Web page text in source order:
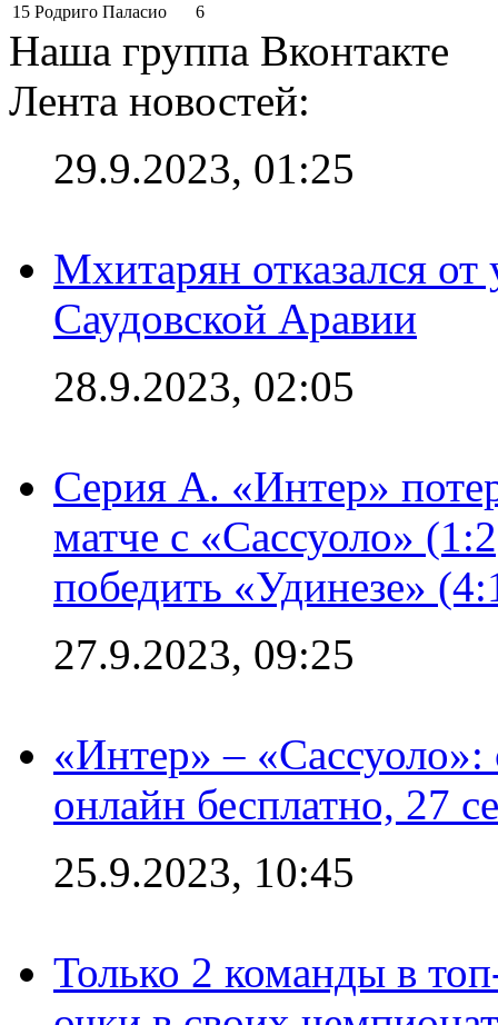
15 Родриго Паласио 6
Наша группа Вконтакте
Лента новостей:
29.9.2023, 01:25
Мхитарян отказался от
Саудовской Аравии
28.9.2023, 02:05
Серия А. «Интер»
матче с «Сассуоло»
победить «Удинезе»
27.9.2023, 09:25
«Интер» –
онлайн бесплатно, 27
25.9.2023, 10:45
Только 2 команды в